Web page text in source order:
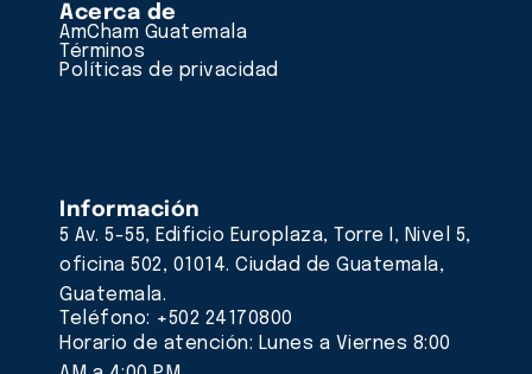
Acerca de
AmCham Guatemala
Términos
Políticas de privacidad
Información
5 Av. 5-55, Edificio Europlaza, Torre I, Nivel 5,
oficina 502, 01014. Ciudad de Guatemala,
Guatemala.
Teléfono: +502 24170800
Horario de atención: Lunes a Viernes 8:00